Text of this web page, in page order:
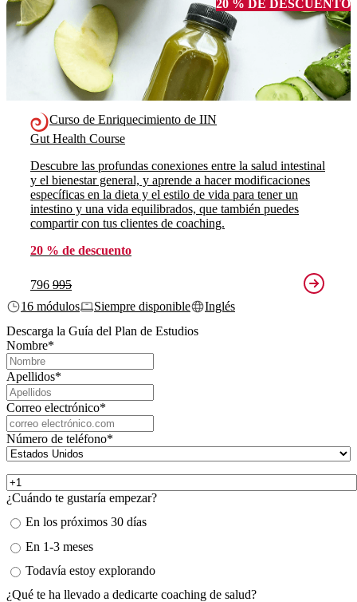
20 % DE DESCUENTO
Curso de Enriquecimiento de IIN
Gut Health Course
Descubre las profundas conexiones entre la salud intestinal
y el bienestar general, y aprende a hacer modificaciones
específicas en la dieta y el estilo de vida para tener un
intestino y una vida equilibrados, que también puedes
compartir con tus clientes de coaching.
20 % de descuento
796 995
16 módulos
Siempre disponible
Inglés
Descarga la Guía del Plan de Estudios
Nombre*
Apellidos*
Correo electrónico*
Número de teléfono*
¿Cuándo te gustaría empezar?
En los próximos 30 días
En 1-3 meses
Todavía estoy explorando
¿Qué te ha llevado a dedicarte coaching de salud?